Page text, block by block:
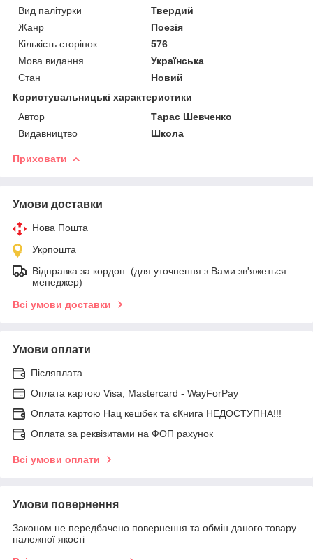
Вид палітурки
Твердий
Жанр
Поезія
Кількість сторінок
576
Мова видання
Українська
Стан
Новий
Користувальницькі характеристики
Автор
Тарас Шевченко
Видавництво
Школа
Приховати
Умови доставки
Нова Пошта
Укрпошта
Відправка за кордон. (для уточнення з Вами зв'яжеться
менеджер)
Всі умови доставки
Умови оплати
Післяплата
Оплата картою Visa, Mastercard - WayForPay
Оплата картою Нац кешбек та єКнига НЕДОСТУПНА!!!
Оплата за реквізитами на ФОП рахунок
Всі умови оплати
Умови повернення
Законом не передбачено повернення та обмін даного товару
належної якості